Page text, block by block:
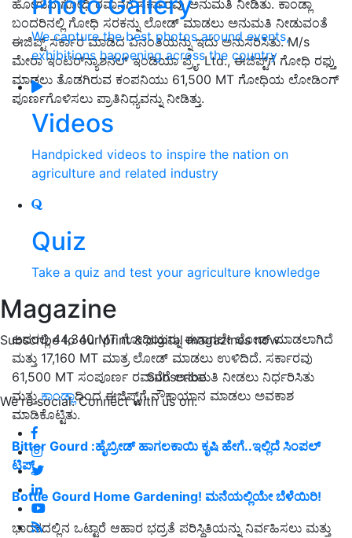
We capture the best photos around events,
exhibitions happening across the country
Videos
Handpicked videos to inspire the nation on
agriculture and related industry
Quiz
Take a quiz and test your agriculture knowledge
Magazine
Subscribe to our print & digital magazines now
Subscribe
We're social. Connect with us on:
ಹೋಗುವ ಗೋಧಿ ರವಾನೆಗೆ ಸರ್ಕಾರವು ಅನುಮತಿ ನೀಡಿತು. ಕಾಂಡ್ಲಾ
ಬಂದರಿನಲ್ಲಿ ಗೋಧಿ ಸರಕನ್ನು ಲೋಡ್ ಮಾಡಲು ಅನುಮತಿ ನೀಡುವಂತೆ
ಈಜಿಪ್ಟ್ ಸರ್ಕಾರ ಮಾಡಿದ ವಿನಂತಿಯನ್ನು ಇದು ಅನುಸರಿಸಿತು. M/s
ಮೇರಾ ಇಂಟರ್‌ನ್ಯಾಶನಲ್ ಇಂಡಿಯಾ ಪ್ರೈ. Ltd., ಈಜಿಪ್ಟ್‌ಗೆ ಗೋಧಿ ರಫ್ತು
ಮಾಡಲು ತೊಡಗಿರುವ ಕಂಪನಿಯು 61,500 MT ಗೋಧಿಯ ಲೋಡಿಂಗ್
ಪೂರ್ಣಗೊಳಿಸಲು ಪ್ರಾತಿನಿಧ್ಯವನ್ನು ನೀಡಿತ್ತು.
ಅದರಲ್ಲಿ 44,340 MT ಗೋಧಿಯನ್ನು ಈಗಾಗಲೇ ಲೋಡ್ ಮಾಡಲಾಗಿದೆ
ಮತ್ತು 17,160 MT ಮಾತ್ರ ಲೋಡ್ ಮಾಡಲು ಉಳಿದಿದೆ. ಸರ್ಕಾರವು
61,500 MT ಸಂಪೂರ್ಣ ರವಾನೆಗೆ ಅನುಮತಿ ನೀಡಲು ನಿರ್ಧರಿಸಿತು
ಮತ್ತುಕಾಂಡ್ಲಾದಿಂದ ಈಜಿಪ್ಟ್‌ಗೆ ನೌಕಾಯಾನ ಮಾಡಲು ಅವಕಾಶ
ಮಾಡಿಕೊಟ್ಟಿತು.
Bitter Gourd :ಹೈಬ್ರೀಡ್‌ ಹಾಗಲಕಾಯಿ ಕೃಷಿ ಹೇಗೆ..ಇಲ್ಲಿದೆ ಸಿಂಪಲ್‌
ಟಿಪ್ಸ್‌
Bottle Gourd Home Gardening! ಮನೆಯಲ್ಲಿಯೇ ಬೆಳೆಯಿರಿ!
ಭಾರತದಲ್ಲಿನ ಒಟ್ಟಾರೆ ಆಹಾರ ಭದ್ರತೆ ಪರಿಸ್ಥಿತಿಯನ್ನು ನಿರ್ವಹಿಸಲು ಮತ್ತು